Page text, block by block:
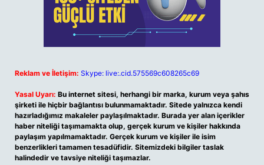
Reklam ve İletişim: Skype: live:.cid.575569c608265c69
Yasal Uyarı: Bu internet sitesi, herhangi bir marka, kurum veya şahıs
şirketi ile hiçbir bağlantısı bulunmamaktadır. Sitede yalnızca kendi
hazırladığımız makaleler paylaşılmaktadır. Burada yer alan içerikler
haber niteliği taşımamakta olup, gerçek kurum ve kişiler hakkında
paylaşım yapılmamaktadır. Gerçek kurum ve kişiler ile isim
benzerlikleri tamamen tesadüfidir. Sitemizdeki bilgiler taslak
halindedir ve tavsiye niteliği taşımazlar.